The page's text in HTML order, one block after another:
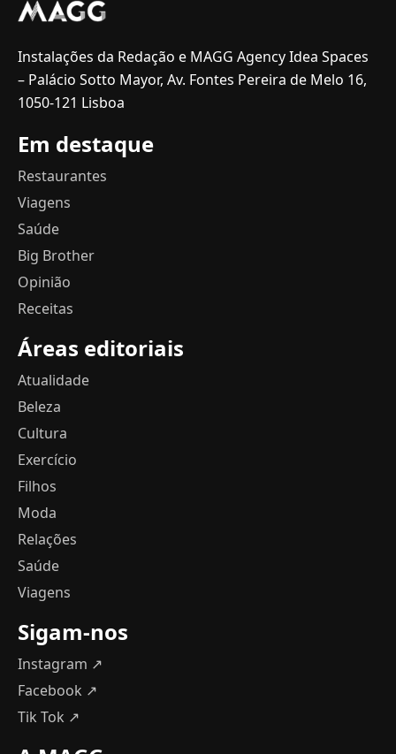
Instalações da Redação e MAGG Agency Idea Spaces
– Palácio Sotto Mayor, Av. Fontes Pereira de Melo 16,
1050-121 Lisboa
Em destaque
Restaurantes
Viagens
Saúde
Big Brother
Opinião
Receitas
Áreas editoriais
Atualidade
Beleza
Cultura
Exercício
Filhos
Moda
Relações
Saúde
Viagens
Sigam-nos
Instagram ↗
Facebook ↗
Tik Tok ↗